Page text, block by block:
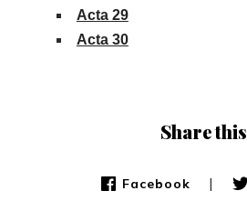
Acta 29
Acta 30
Share this
Facebook |